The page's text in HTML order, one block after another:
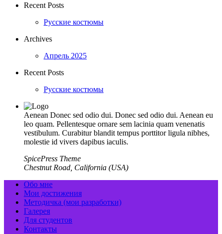
Recent Posts
Русские костюмы
Archives
Апрель 2025
Recent Posts
Русские костюмы
Aenean Donec sed odio dui. Donec sed odio dui. Aenean eu
leo quam. Pellentesque ornare sem lacinia quam venenatis
vestibulum. Curabitur blandit tempus porttitor ligula nibhes,
molestie id vivers dapibus iaculis.
SpicePress Theme
Chestnut Road, California (USA)
Обо мне
Мои достижения
Методичка (мои разработки)
Галерея
Для студентов
Контакты